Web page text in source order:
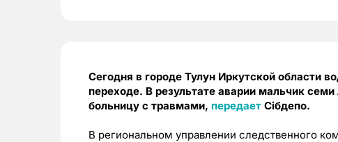
Сегодня в городе Тулун Иркутской области
переходе. В результате аварии мальчик семи
больницу с травмами, передает Сiбдепо.
В региональном управлении следственного